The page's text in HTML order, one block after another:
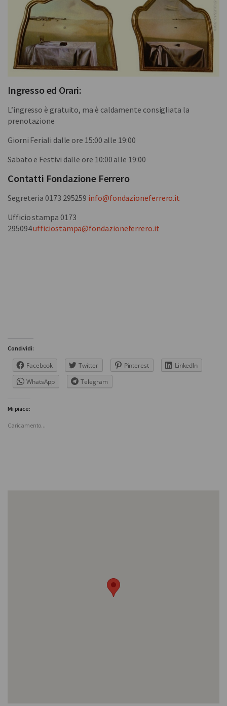
Ingresso ed Orari:
L’ingresso è gratuito, ma è caldamente consigliata la
prenotazione
Giorni Feriali dalle ore 15:00 alle 19:00
Sabato e Festivi dalle ore 10:00 alle 19:00
Contatti Fondazione Ferrero
Segreteria 0173 295259 info@fondazioneferrero.it
Ufficio stampa 0173
295094ufficiostampa@fondazioneferrero.it
Condividi:
Facebook Twitter Pinterest
LinkedIn
WhatsApp
Telegram
Mi piace:
Caricamento...